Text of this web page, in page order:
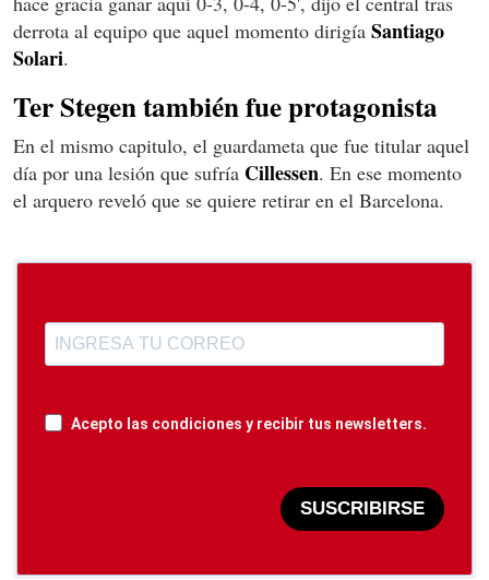
derrota al equipo que aquel momento dirigía Santiago
Solari.
Ter Stegen también fue protagonista
En el mismo capitulo, el guardameta que fue titular aquel
día por una lesión que sufría Cillessen. En ese momento
el arquero reveló que se quiere retirar en el Barcelona.
Acepto las condiciones y recibir tus newsletters.
SUSCRIBIRSE